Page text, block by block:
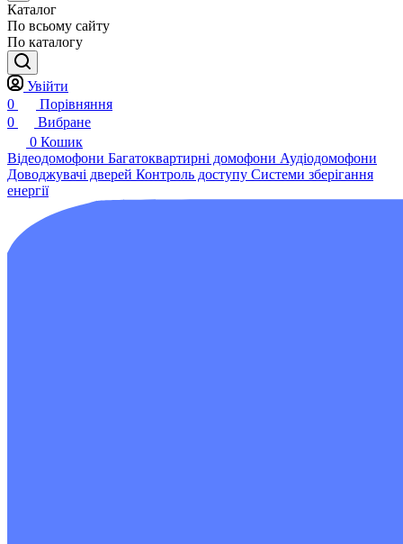
Каталог
По всьому сайту
По каталогу
Увійти
0
Порівняння
0
Вибране
0 Кошик
Відеодомофони Багатоквартирні домофони Аудіодомофони
Доводжувачі дверей Контроль доступу Системи зберігання
енергії